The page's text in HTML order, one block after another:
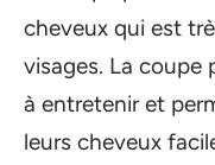
cheveux qui est
visages. La coupe
à entretenir et
leurs cheveux